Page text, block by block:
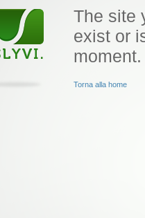
The site
exist or
moment.
Torna alla home